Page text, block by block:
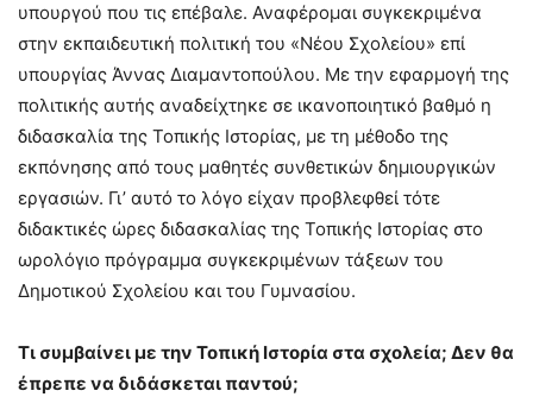
υπουργού που τις επέβαλε. Αναφέρομαι συγκεκριμένα
στην εκπαιδευτική πολιτική του «Νέου Σχολείου» επί
υπουργίας Άννας Διαμαντοπούλου. Με την εφαρμογή της
πολιτικής αυτής αναδείχτηκε σε ικανοποιητικό βαθμό η
διδασκαλία της Τοπικής Ιστορίας, με τη μέθοδο της
εκπόνησης από τους μαθητές συνθετικών δημιουργικών
εργασιών. Γι’ αυτό το λόγο είχαν προβλεφθεί τότε
διδακτικές ώρες διδασκαλίας της Τοπικής Ιστορίας στο
ωρολόγιο πρόγραμμα συγκεκριμένων τάξεων του
Δημοτικού Σχολείου και του Γυμνασίου.
Τι συμβαίνει με την Τοπική Ιστορία στα σχολεία; Δεν θα
έπρεπε να διδάσκεται παντού;